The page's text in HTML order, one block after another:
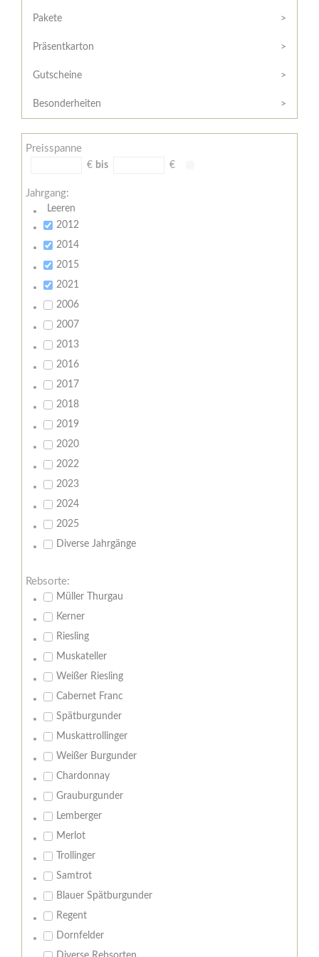
/
Widerrufsformular
AGB
Zahlungsbedingungen
Meine
Pakete
Präsentkarton
Gutscheine
Besonderheiten
Preisspanne
€ bis €
Jahrgang:
Leeren
2012
2014
2015
2021
2006
2007
2013
2016
2017
2018
2019
2020
2022
2023
2024
2025
Diverse Jahrgänge
Rebsorte:
Müller Thurgau
Kerner
Riesling
Muskateller
Weißer Riesling
Cabernet Franc
Spätburgunder
Muskattrollinger
Weißer Burgunder
Chardonnay
Grauburgunder
Lemberger
Merlot
Trollinger
Samtrot
Blauer Spätburgunder
Regent
Dornfelder